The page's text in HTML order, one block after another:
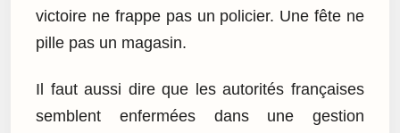
victoire ne frappe pas un policier. Une fête ne
pille pas un magasin.
Il faut aussi dire que les autorités françaises
semblent enfermées dans une gestion